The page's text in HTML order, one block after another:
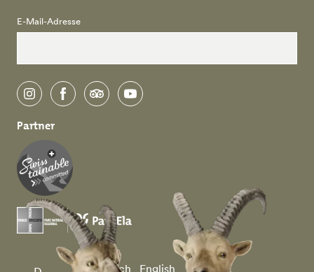
E-Mail-Adresse
instagramfacebooktripadvisoryoutube
Partner
Deutsch English